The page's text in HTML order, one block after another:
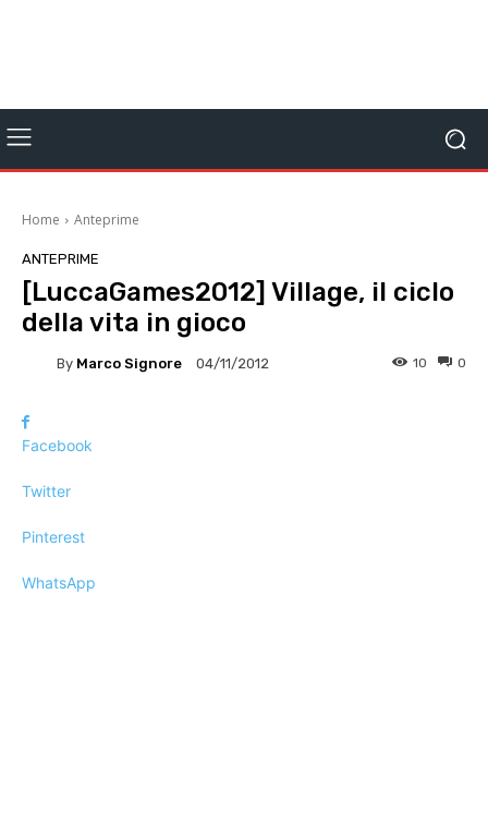
Home Anteprime
ANTEPRIME
[LuccaGames2012] Village, il ciclo
della vita in gioco
By Marco Signore 04/11/2012 0
10
Facebook
Twitter
Pinterest
WhatsApp